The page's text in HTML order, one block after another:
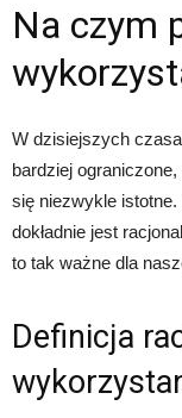
Na czym
W dzisiejszych
bardziej
się niezwykle
dokładnie jest
to tak ważne dla
Definicja